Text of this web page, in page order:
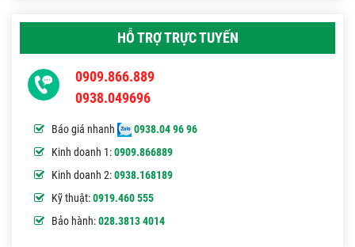
HỖ TRỢ TRỰC TUYẾN
0909.866.889
0938.049696
Báo giá nhanh
0938.04 96 96
Kinh doanh 1:0909.866889
Kinh doanh 2:0938.168189
Kỹ thuật:0919.460 555
Bảo hành:028.3813 4014